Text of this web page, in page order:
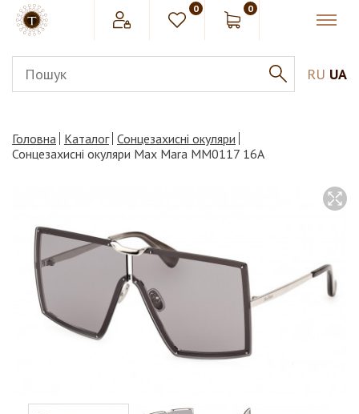
0 0
RU UA
Головна Каталог Сонцезахисні окуляри
Сонцезахисні окуляри Max Mara MM0117 16A